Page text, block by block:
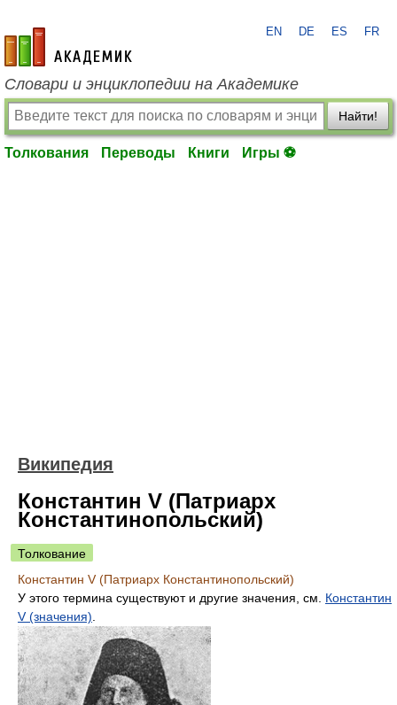
academic.ru
EN DE ES FR
Словари и энциклопедии на Академике
Найти!
Толкования Переводы Книги Игры ⚽
Википедия
Константин V (Патриарх
Константинопольский)
Толкование
Константин V (Патриарх Константинопольский)
У этого термина существуют и другие значения, см. Константин
V (значения)